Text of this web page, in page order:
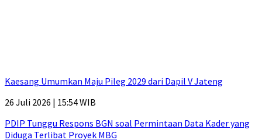
Kaesang Umumkan Maju Pileg 2029 dari Dapil V Jateng
26 Juli 2026 | 15:54 WIB
PDIP Tunggu Respons BGN soal Permintaan Data Kader yang
Diduga Terlibat Proyek MBG